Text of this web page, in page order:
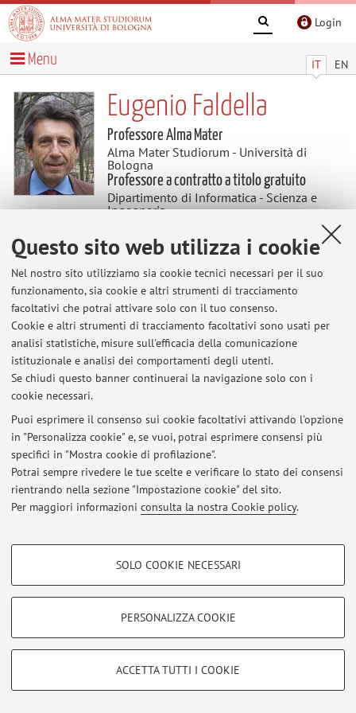
Questo sito web utilizza i cookie
Nel nostro sito utilizziamo sia cookie tecnici necessari per il suo
funzionamento, sia cookie e altri strumenti di tracciamento
facoltativi che potrai attivare solo con il tuo consenso.
Cookie e altri strumenti di tracciamento facoltativi sono usati per
analisi statistiche, misure sull'efficacia della comunicazione
istituzionale e analisi dei comportamenti degli utenti.
Se chiudi questo banner continuerai la navigazione solo con i
cookie necessari.
Puoi esprimere il consenso sui cookie facoltativi attivando l'opzione
in "Personalizza cookie" e, se vuoi, potrai esprimere consensi più
specifici in "Mostra cookie di profilazione".
Potrai sempre rivedere le tue scelte e verificare lo stato dei consensi
rientrando nella sezione "Impostazione cookie" del sito.
Per maggiori informazioni consulta la nostra Cookie policy.
COOKIE DI PROFILAZIONE - FACOLTATIVI
COOKIE TECNICI - NECESSARI
Si tratta di cookie tecnici utilizzati, a titolo esemplificativo, per il corretto
SOLO COOKIE NECESSARI
PERSONALIZZA COOKIE
ACCETTA TUTTI I COOKIE
Login
IT EN
Menu
Eugenio Faldella
Professore Alma Mater
Alma Mater Studiorum - Università di
Bologna
Professore a contratto a titolo gratuito
Dipartimento di Informatica - Scienza e
Ingegneria
Contenuti utili
Al momento non sono presenti contenuti.
Ultimi avvisi
Al momento non sono presenti avvisi.
Area riservata
Accedi tramiteloginper gestire tutti i contenuti del sito.
© 2026 - ALMA MATER STUDIORUM - Università di Bologna - Via
Zamboni, 33 - 40126 Bologna - Partita IVA: 01131710376